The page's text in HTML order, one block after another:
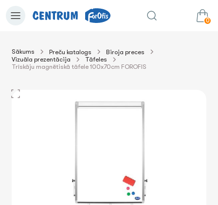
0
uz grozu Summa:
Sākums Preču katalogs
Biroja preces
Vizuāla prezentācija
Tāfeles
Trīskāju magnētiskā tāfele 100x70cm FOROFIS